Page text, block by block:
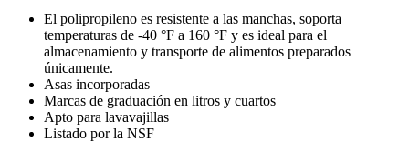
El polipropileno es resistente a las manchas, soporta
temperaturas de -40 °F a 160 °F y es ideal para el
almacenamiento y transporte de alimentos preparados
únicamente.
Asas incorporadas
Marcas de graduación en litros y cuartos
Apto para lavavajillas
Listado por la NSF